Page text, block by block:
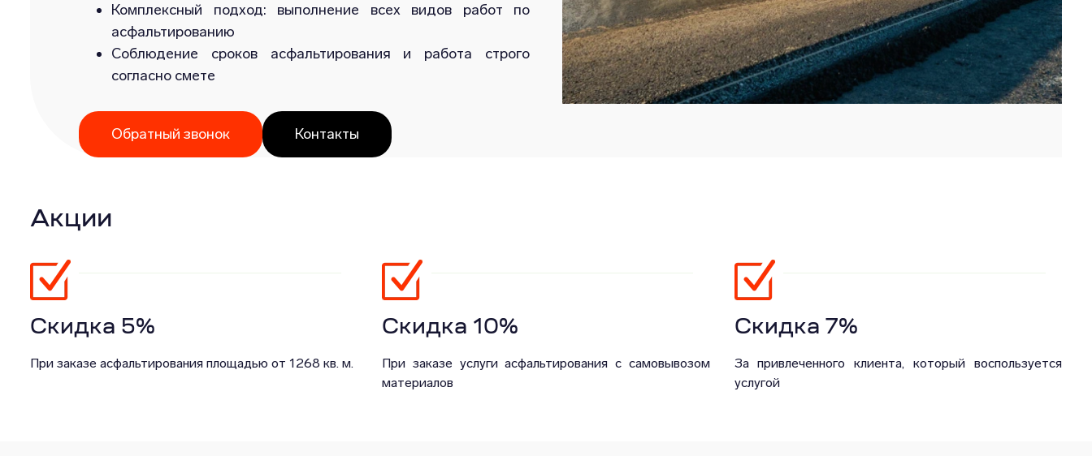
Комплексный подход: выполнение всех видов работ по
асфальтированию
Соблюдение сроков асфальтирования и работа строго
согласно смете
Обратный звонок Контакты
Акции
Скидка 5%
При заказе асфальтирования площадью от 1268 кв. м.
Скидка 10%
При заказе услуги асфальтирования с самовывозом
материалов
Скидка 7%
За привлеченного клиента, который воспользуется
услугой